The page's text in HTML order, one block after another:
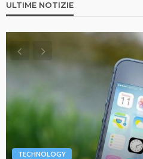
ULTIME NOTIZIE
TECHNOLOGY